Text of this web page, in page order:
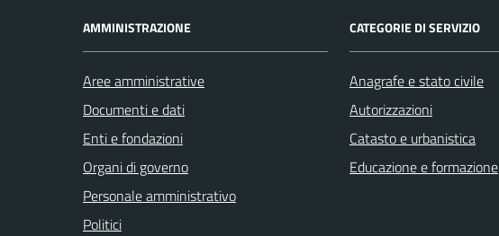
AMMINISTRAZIONE
Aree amministrative
Documenti e dati
Enti e fondazioni
Organi di governo
Personale amministrativo
Politici
CATEGORIE DI SERVIZIO
Anagrafe e stato civile
Autorizzazioni
Catasto e urbanistica
Educazione e formazione